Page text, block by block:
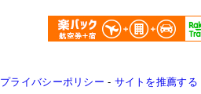
プライバシーポリシー - サイトを推薦する